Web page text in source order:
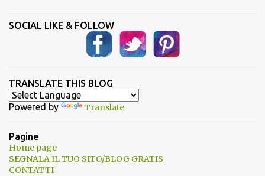
SOCIAL LIKE & FOLLOW
TRANSLATE THIS BLOG
Powered by Translate
Pagine
Home page
SEGNALA IL TUO SITO/BLOG GRATIS
CONTATTI